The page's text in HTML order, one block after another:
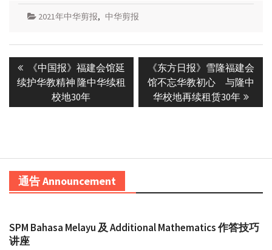
2021年中华剪报, 中华剪报
navigation
Previous
post:
《中国报》福建会馆延
续护华教精神 隆中华续租
校地30年
Next
post:
《东方日报》雪隆福建会
馆不忘华教初心 与隆中
华校地再续租赁30年
通告 Announcement
SPM Bahasa Melayu 及 Additional Mathematics 作答技巧
讲座